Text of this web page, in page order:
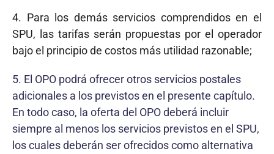
4. Para los demás servicios comprendidos en el
SPU, las tarifas serán propuestas por el operador
bajo el principio de costos más utilidad razonable;
5. El OPO podrá ofrecer otros servicios postales
adicionales a los previstos en el presente capítulo.
En todo caso, la oferta del OPO deberá incluir
siempre al menos los servicios previstos en el SPU,
los cuales deberán ser ofrecidos como alternativa